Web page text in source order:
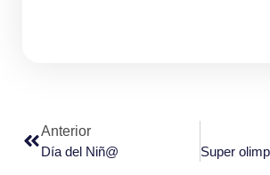
Anterior
Día del Niñ@